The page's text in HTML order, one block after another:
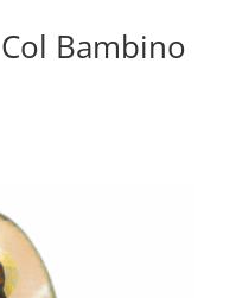
Bambino